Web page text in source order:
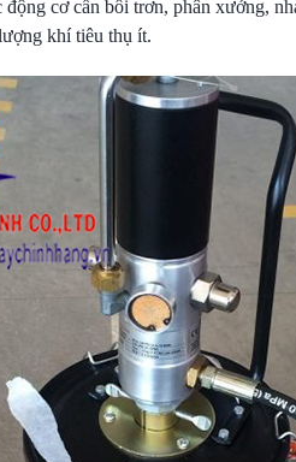
cơ cần bôi trơn, phân xưởng,
khí tiêu thụ ít.